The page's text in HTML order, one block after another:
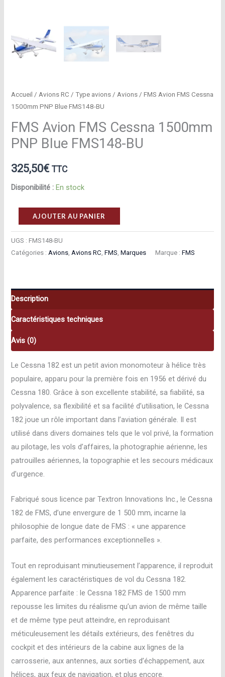
Accueil / Avions RC /Type avions / Avions / FMS Avion FMS Cessna
1500mm PNP Blue FMS148-BU
FMS Avion FMS Cessna 1500mm
PNP Blue FMS148-BU
325,50€ TTC
Disponibilité : En stock
quantité
de
FMS
Avion
1500mm
PNP
Blue
FMS148-
BU
AJOUTER AU PANIER
UGS :FMS148-BU
Catégories :Avions,Avions RC,FMS,Marques Marque :FMS
Description
Caractéristiques techniques
Avis (0)
Le Cessna 182 est un petit avion monomoteur à hélice très
populaire, apparu pour la première fois en 1956 et dérivé du
Cessna 180. Grâce à son excellente stabilité, sa fiabilité, sa
polyvalence, sa flexibilité et sa facilité d’utilisation, le Cessna
182 joue un rôle important dans l’aviation générale. Il est
utilisé dans divers domaines tels que le vol privé, la formation
au pilotage, les vols d’affaires, la photographie aérienne, les
patrouilles aériennes, la topographie et les secours médicaux
d’urgence.
Fabriqué sous licence par Textron Innovations Inc., le Cessna
182 de FMS, d’une envergure de 1 500 mm, incarne la
philosophie de longue date de FMS : « une apparence
parfaite, des performances exceptionnelles ».
Tout en reproduisant minutieusement l’apparence, il reproduit
également les caractéristiques de vol du Cessna 182.
Apparence parfaite : le Cessna 182 FMS de 1500 mm
repousse les limites du réalisme qu’un avion de même taille
et de même type peut atteindre, en reproduisant
méticuleusement les détails extérieurs, des fenêtres du
cockpit et des intérieurs de la cabine aux lignes de la
carrosserie, aux antennes, aux sorties d’échappement, aux
hélices, aux feux de navigation, et plus encore.